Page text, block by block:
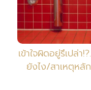
เข้าใจผิดอยู่รึเปล่า
ยังไง/สาเหตุหลั